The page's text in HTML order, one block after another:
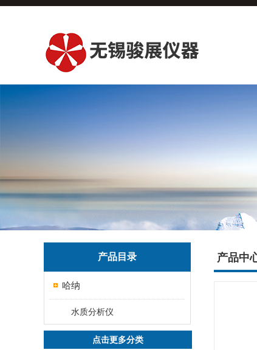
产品目录
哈纳
水质分析仪
点击更多分类
产品中